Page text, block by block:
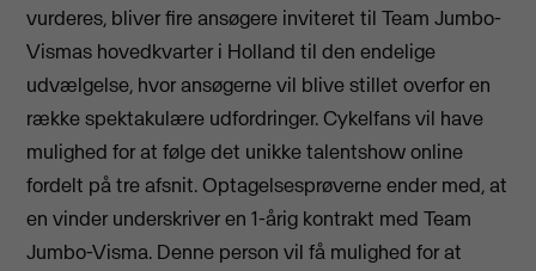
vurderes, bliver fire ansøgere inviteret til Team Jumbo-
Vismas hovedkvarter i Holland til den endelige
udvælgelse, hvor ansøgerne vil blive stillet overfor en
række spektakulære udfordringer. Cykelfans vil have
mulighed for at følge det unikke talentshow online
fordelt på tre afsnit. Optagelsesprøverne ender med, at
en vinder underskriver en 1-årig kontrakt med Team
Jumbo-Visma. Denne person vil få mulighed for at